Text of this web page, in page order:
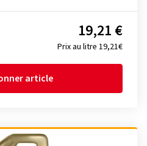
Prix au litre 19,21€
19,21 €
article